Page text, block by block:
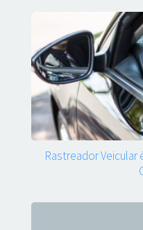
Rastreador Veicular